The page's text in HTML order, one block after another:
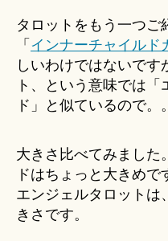
タロットをもう一つご
「 インナーチャイルド
しいわけではないです
ト、という意味では
ド」と似ているので。。
大きさ比べてみました
ドはちょっと大きめで
エンジェルタロットは
きさです。